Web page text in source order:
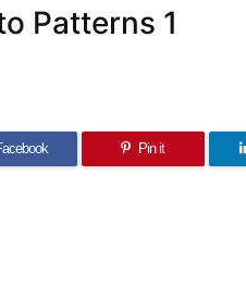
Patterns 1
Pin it